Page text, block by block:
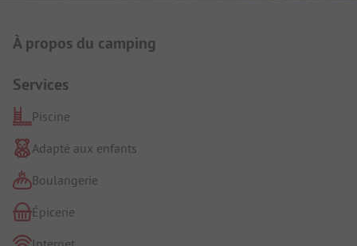
Présentation du camping
À propos du camping
Services
Piscine
Adapté aux enfants
Boulangerie
Épicerie